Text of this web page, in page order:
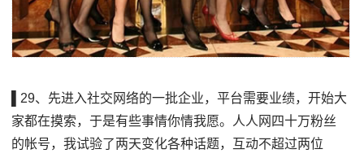
▌29、先进入社交网络的一批企业，平台需要业绩，开始大
家都在摸索，于是有些事情你情我愿。人人网四十万粉丝
的帐号，我试验了两天变化各种话题，互动不超过两位